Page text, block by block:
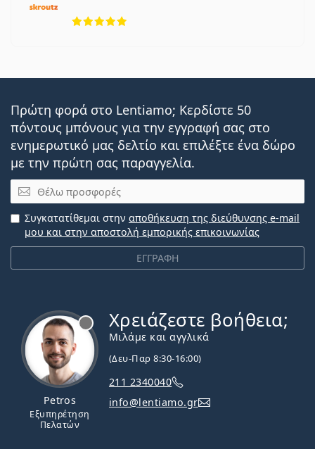
Πρώτη φορά στο Lentiamo; Κερδίστε 50
πόντους μπόνους για την εγγραφή σας στο
ενημερωτικό μας δελτίο και επιλέξτε ένα δώρο
με την πρώτη σας παραγγελία.
Email
ΕΓΓΡΑΦΗ
Συγκατατίθεμαι στην αποθήκευση της διεύθυνσης e-mail
μου και στην αποστολή εμπορικής επικοινωνίας
Petros
Εξυπηρέτηση
Πελατών
Χρειάζεστε βοήθεια;
Μιλάμε και αγγλικά
(Δευ-Παρ 8:30-16:00)
211 2340040
info@lentiamo.gr